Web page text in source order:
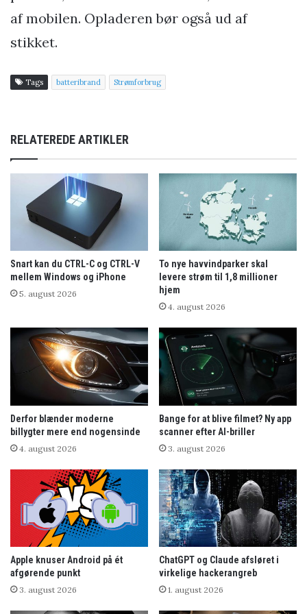
af mobilen. Opladeren bør også ud af
stikket.
Tags batteribrand Strømforbrug
RELATEREDE ARTIKLER
Snart kan du CTRL-C og CTRL-V
mellem Windows og iPhone
5. august 2026
To nye havvindparker skal
levere strøm til 1,8 millioner
hjem
4. august 2026
Derfor blænder moderne
billygter mere end nogensinde
4. august 2026
Bange for at blive filmet? Ny app
scanner efter AI-briller
3. august 2026
Apple knuser Android på ét
afgørende punkt
3. august 2026
ChatGPT og Claude afsløret i
virkelige hackerangreb
1. august 2026